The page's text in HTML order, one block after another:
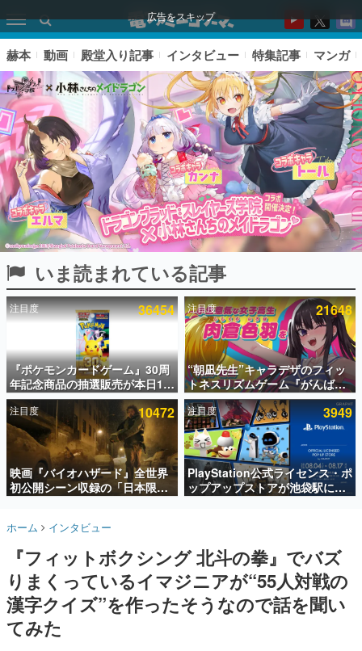
広告をスキップ
ピックアップ
電ファミのいま読まれている記事ランキング
アプリセール情報
インタビュー
連載・特集一覧
殿堂入り記事
SNS拡散数が数千以上！ ページビュー数万以上！ などな
ど。多くの人々に読まれた、電ファミ渾身の“殿堂入り”記
事をまとめました。
名作ゲームクリエイターの方々に製作時のエピソードをお
きます。
赫本
この物語を解いてはいけない。『赫本』は、〈試験問題〉
の形をした短編ホラー小説集です。
赫本 動画 殿堂入り記事 インタビュー 特集記事 マンガ
いま読まれている記事
注目度 36454
『ポケモンカードゲーム』30周
年記念商品の抽選販売が本日12
時より開始。拡張パック「30th
CELEBRATION」のボックス
に、「プレミアムデッキセット
エーフィ・ブラッキー」
「FUTURISTIC BOX」の計3商
品
注目度 21648
“朝凪先生”キャラデザのフィッ
トネスリズムゲーム『がんば
れ！チアリズム』Steamストア
ページが公開。キャラクターの
CVは陽向葵ゅかさん
注目度 10472
映画『バイオハザード』全世界
初公開シーン収録の「日本限
定」予告映像が解禁。バイオの
「ラクーンシティ総合病院」へ
注目度 3949
PlayStation公式ライセンス・ポ
ップアップストアが池袋駅にて
期間限定で開催。夏のアパレル
ホーム インタビュー
『フィットボクシング 北斗の拳』でバズ
りまくっているイマジニアが“55人対戦の
漢字クイズ”を作ったそうなので話を聞い
てみた